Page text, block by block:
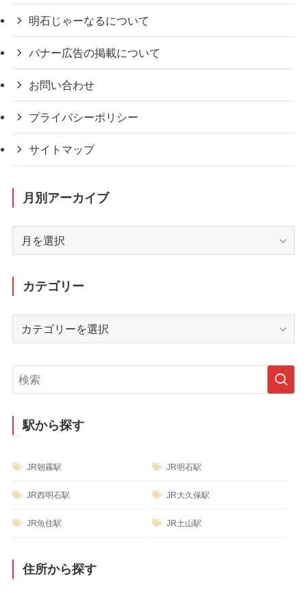
明石じゃーなるについて
バナー広告の掲載について
お問い合わせ
プライバシーポリシー
サイトマップ
月別アーカイブ
イ
ブ
カテゴリー
リ
ー
駅から探す
JR朝霧駅 JR明石駅
JR西明石駅 JR大久保駅
JR魚住駅 JR土山駅
住所から探す